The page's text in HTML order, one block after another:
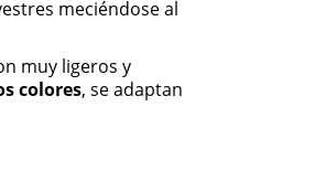
meciéndose al
muy ligeros y
colores, se adaptan